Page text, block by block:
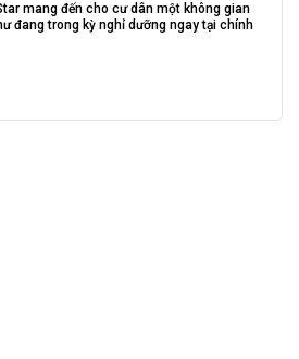
mang đến cho cư dân một không gian
đang trong kỳ nghỉ dưỡng ngay tại chính